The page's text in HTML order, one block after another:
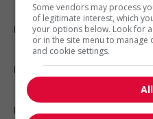
Emplois par statut
Emplois par type
Nos suggestions
Some vendors may process
of legitimate interest, which
your options below. Look for
or in the site menu to
and cookie settings.